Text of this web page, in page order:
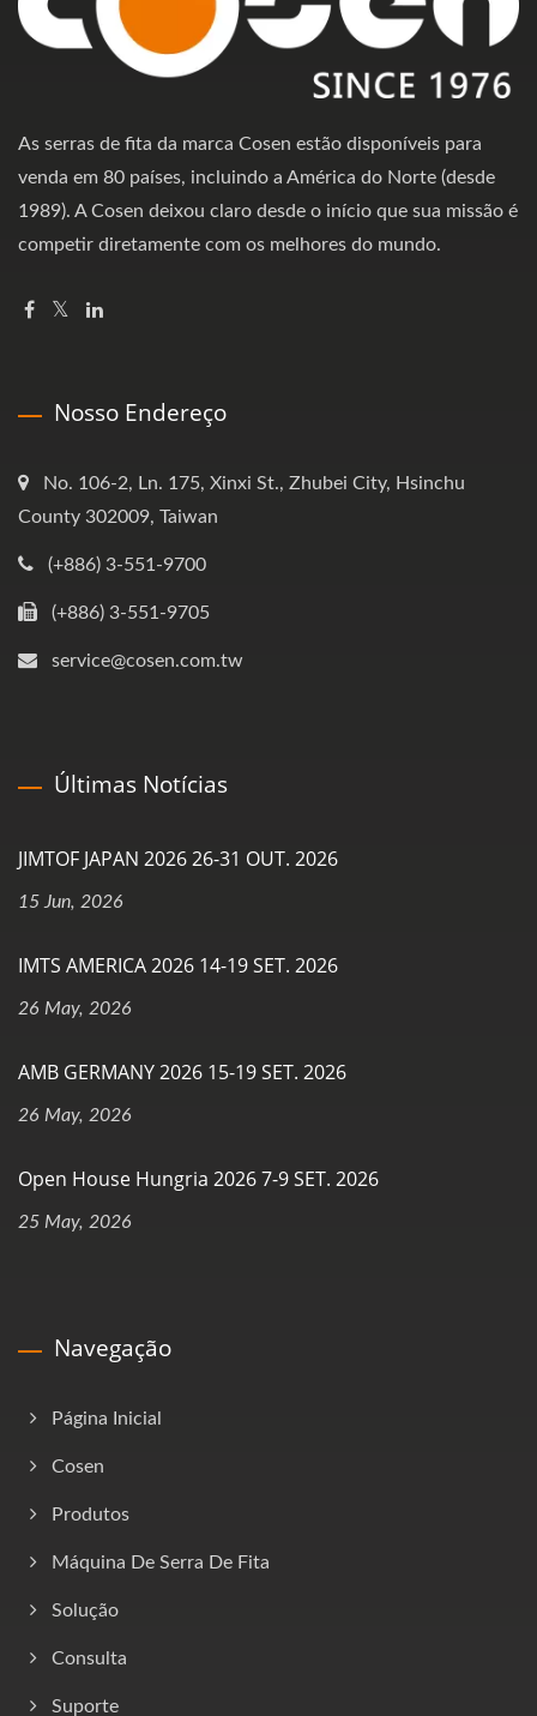
As serras de fita da marca Cosen estão disponíveis para
venda em 80 países, incluindo a América do Norte (desde
1989). A Cosen deixou claro desde o início que sua missão é
competir diretamente com os melhores do mundo.
Nosso Endereço
No. 106-2, Ln. 175, Xinxi St., Zhubei City, Hsinchu
County 302009, Taiwan
(+886) 3-551-9700
(+886) 3-551-9705
service@cosen.com.tw
Últimas Notícias
JIMTOF JAPAN 2026 26-31 OUT. 2026
15 Jun, 2026
IMTS AMERICA 2026 14-19 SET. 2026
26 May, 2026
AMB GERMANY 2026 15-19 SET. 2026
26 May, 2026
Open House Hungria 2026 7-9 SET. 2026
25 May, 2026
Navegação
Página Inicial
Cosen
Produtos
Máquina De Serra De Fita
Solução
Consulta
Suporte